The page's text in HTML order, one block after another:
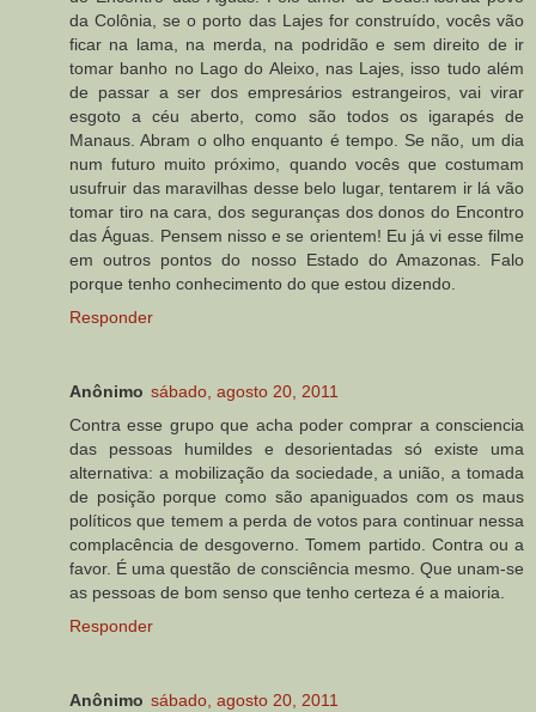
da Colônia, se o porto das Lajes for construído, vocês vão
ficar na lama, na merda, na podridão e sem direito de ir
tomar banho no Lago do Aleixo, nas Lajes, isso tudo além
de passar a ser dos empresários estrangeiros, vai virar
esgoto a céu aberto, como são todos os igarapés de
Manaus. Abram o olho enquanto é tempo. Se não, um dia
num futuro muito próximo, quando vocês que costumam
usufruir das maravilhas desse belo lugar, tentarem ir lá vão
tomar tiro na cara, dos seguranças dos donos do Encontro
das Águas. Pensem nisso e se orientem! Eu já vi esse filme
em outros pontos do nosso Estado do Amazonas. Falo
porque tenho conhecimento do que estou dizendo.
Responder
Anônimo sábado, agosto 20, 2011
Contra esse grupo que acha poder comprar a consciencia
das pessoas humildes e desorientadas só existe uma
alternativa: a mobilização da sociedade, a união, a tomada
de posição porque como são apaniguados com os maus
políticos que temem a perda de votos para continuar nessa
complacência de desgoverno. Tomem partido. Contra ou a
favor. É uma questão de consciência mesmo. Que unam-se
as pessoas de bom senso que tenho certeza é a maioria.
Responder
Anônimo sábado, agosto 20, 2011